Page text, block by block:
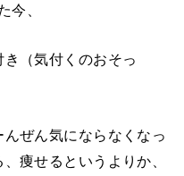
今、
（気付くのおそっ
ぜん気にならなくなっ
痩せるというよりか、